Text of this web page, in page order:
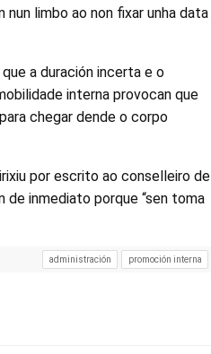
limbo ao non fixar unha data
a duración incerta e o
interna provocan que
chegar dende o corpo
por escrito ao conselleiro de
de inmediato porque “sen toma
administración promoción interna